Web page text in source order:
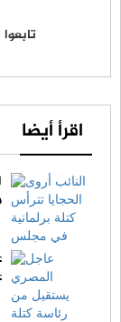
اقرأ أيضا